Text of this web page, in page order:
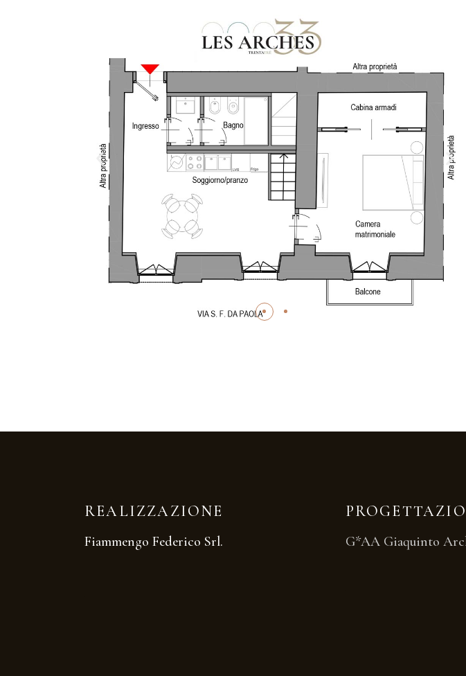
REALIZZAZIONE
Fiammengo Federico Srl. G*AA Giaquinto